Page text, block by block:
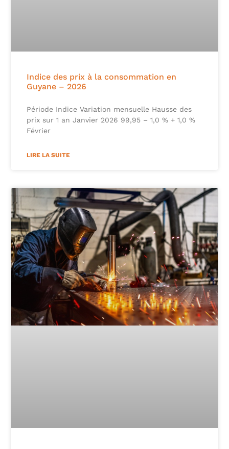
Indice des prix à la consommation en
Guyane – 2026
Période Indice Variation mensuelle Hausse des
prix sur 1 an Janvier 2026 99,95 – 1,0 % + 1,0 %
Février
LIRE LA SUITE